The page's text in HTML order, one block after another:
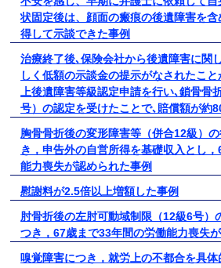
状固定後は、顔面の瘢痕の後遺障害を
得して示談できた事例
治療終了後､保険会社から後遺障害に関
しく低額の示談金の提示がなされたこ
上後遺障害等級認定申請を行い､鎖骨骨
号）の認定を受けたことで､賠償額が約
胸骨骨折後の変形障害等（併合12級）
き，申告外の自営所得を基礎収入とし
能力喪失が認められた事例
慰謝料が2.5倍以上増額した事例
肘骨折後の左肘可動域制限（12級6号）
つき，67歳まで33年間の労働能力喪失
嗅覚障害につき，就労上の不都合を具